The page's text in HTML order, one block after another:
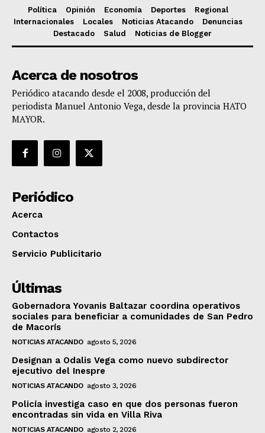
Política Opinión Economía Deportes
Regional
Internacionales
Locales Noticias Atacando
Denuncias
Destacado
Salud Noticias de Blogger
Acerca de nosotros
Periódico atacando desde el 2008, producción del
periodista Manuel Antonio Vega, desde la provincia HATO
MAYOR.
Periódico
Acerca
Contactos
Servicio Publicitario
Últimas
Gobernadora Yovanis Baltazar coordina operativos
sociales para beneficiar a comunidades de San Pedro
de Macorís
NOTICIAS ATACANDO agosto 5, 2026
Designan a Odalis Vega como nuevo subdirector
ejecutivo del Inespre
NOTICIAS ATACANDO agosto 3, 2026
Policía investiga caso en que dos personas fueron
encontradas sin vida en Villa Riva
NOTICIAS ATACANDO agosto 2, 2026